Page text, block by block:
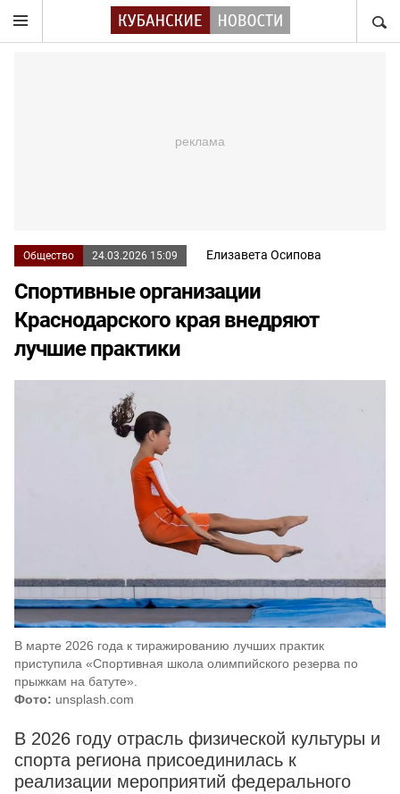
Общество 24.03.2026 15:09 Елизавета Осипова
Спортивные организации
Краснодарского края внедряют
лучшие практики
В марте 2026 года к тиражированию лучших практик
приступила «Спортивная школа олимпийского резерва по
прыжкам на батуте».
Фото: unsplash.com
В 2026 году отрасль физической культуры и
спорта региона присоединилась к
реализации мероприятий федерального